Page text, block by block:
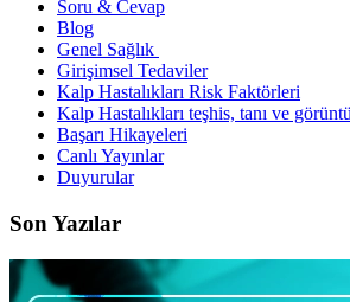
Soru & Cevap
Blog
Genel Sağlık
Girişimsel Tedaviler
Kalp Hastalıkları Risk Faktörleri
Kalp Hastalıkları teşhis, tanı ve
Başarı Hikayeleri
Canlı Yayınlar
Duyurular
Son Yazılar